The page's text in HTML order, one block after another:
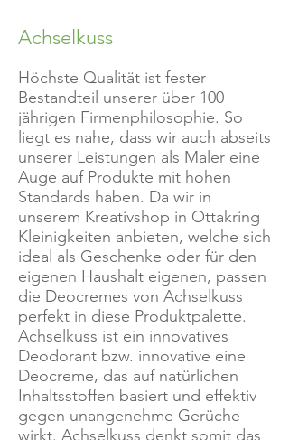
Achselkuss
Höchste Qualität ist fester
Bestandteil unserer über 100
jährigen Firmenphilosophie. So
liegt es nahe, dass wir auch abseits
unserer Leistungen als Maler eine
Auge auf Produkte mit hohen
Standards haben. Da wir in
unserem Kreativshop in Ottakring
Kleinigkeiten anbieten, welche sich
ideal als Geschenke oder für den
eigenen Haushalt eigenen, passen
die Deocremes von Achselkuss
perfekt in diese Produktpalette.
Achselkuss ist ein innovatives
Deodorant bzw. innovative eine
Deocreme, das auf natürlichen
Inhaltsstoffen basiert und effektiv
gegen unangenehme Gerüche
wirkt. Achselkuss denkt somit das